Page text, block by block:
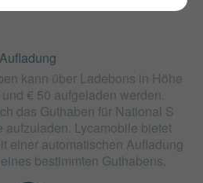
Aufladung
kann über Ladebons in Höhe
€ 50 aufgeladen werden.
das Guthaben für National S
aufzuladen. Lycamobile bietet
einer automatischen Aufladung
bestimmten Guthabens.